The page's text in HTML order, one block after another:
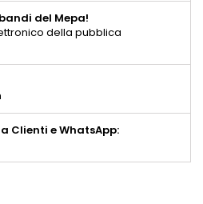
del Mepa!
della pubblica
Clienti e WhatsApp: